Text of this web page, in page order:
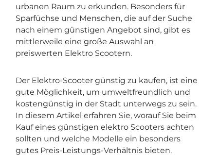
urbanen Raum zu erkunden. Besonders für
Sparfüchse und Menschen, die auf der Suche
nach einem günstigen Angebot sind, gibt es
mittlerweile eine große Auswahl an
preiswerten Elektro Scootern.
Der Elektro-Scooter günstig zu kaufen, ist eine
gute Möglichkeit, um umweltfreundlich und
kostengünstig in der Stadt unterwegs zu sein.
In diesem Artikel erfahren Sie, worauf Sie beim
Kauf eines günstigen elektro Scooters achten
sollten und welche Modelle ein besonders
gutes Preis-Leistungs-Verhältnis bieten.